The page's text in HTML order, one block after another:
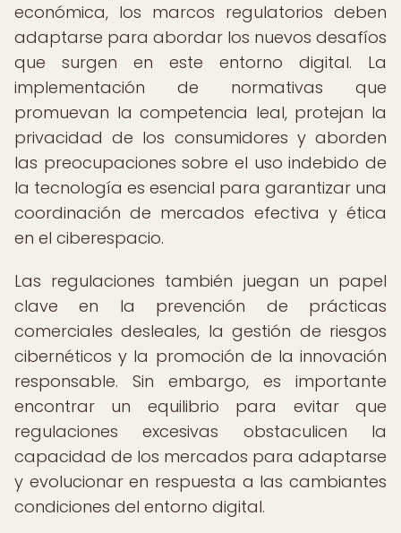
económica, los marcos regulatorios deben
adaptarse para abordar los nuevos desafíos
que surgen en este entorno digital. La
implementación de normativas que
promuevan la competencia leal, protejan la
privacidad de los consumidores y aborden
las preocupaciones sobre el uso indebido de
la tecnología es esencial para garantizar una
coordinación de mercados efectiva y ética
en el ciberespacio.
Las regulaciones también juegan un papel
clave en la prevención de prácticas
comerciales desleales, la gestión de riesgos
cibernéticos y la promoción de la innovación
responsable. Sin embargo, es importante
encontrar un equilibrio para evitar que
regulaciones excesivas obstaculicen la
capacidad de los mercados para adaptarse
y evolucionar en respuesta a las cambiantes
condiciones del entorno digital.